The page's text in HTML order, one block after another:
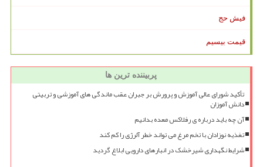
فیش حج
قیمت بیسیم
پربیننده ترین ها
تأکید شورای عالی آموزش و پرورش بر جبران عقب ماندگی های آموزشی و تربیتی
دانش آموزان
آن چه باید درباره ی رفلاکس معده بدانیم
تغذیه نوزادان با تخم مرغ می تواند خطر آلرژی را کم کند
شرایط نگهداری شیرخشک در انبارهای دارویی ابلاغ گردید